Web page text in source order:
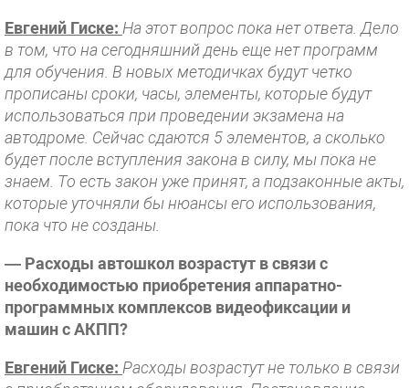
Евгений Гиске: На этот вопрос пока нет ответа. Дело
в том, что на сегодняшний день еще нет программ
для обучения. В новых методичках будут четко
прописаны сроки, часы, элементы, которые будут
использоваться при проведении экзамена на
автодроме. Сейчас сдаются 5 элементов, а сколько
будет после вступления закона в силу, мы пока не
знаем. То есть закон уже принят, а подзаконные акты,
которые уточняли бы нюансы его использования,
пока что не созданы.
— Расходы автошкол возрастут в связи с
необходимостью приобретения аппаратно-
программных комплексов видеофиксации и
машин с АКПП?
Евгений Гиске: Расходы возрастут не только в связи